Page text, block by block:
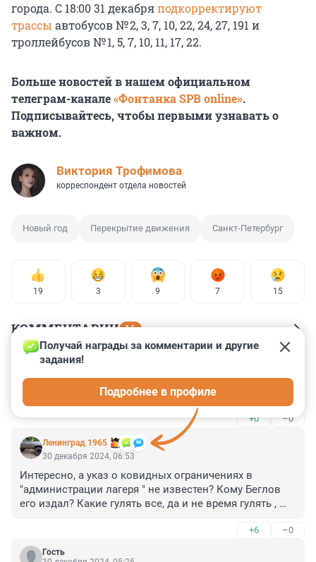
города. С 18:00 31 декабряподкорректируют
трассы автобусов № 2, 3, 7, 10, 22, 24, 27, 191 и
троллейбусов № 1, 5, 7, 10, 11, 17, 22.
Больше новостей в нашем официальном
телеграм-канале«Фонтанка SPB online».
Подписывайтесь, чтобы первыми узнавать о
важном.
Виктория Трофимова
корреспондент отдела новостей
Новый год Перекрытие движения Санкт-Петербург
19 3 9 7 15
КОММЕНТАРИИ 16
Гость
Выгул шерстистых специалистов.
+0 –0
Ленинград 1965
Получай награды за комментарии и другие
задания!
Подробнее в профиле
30 декабря 2024, 06:53
Интересно, а указ о ковидных ограничениях в
"администрации лагеря " не известен? Кому Беглов
его издал? Какие гулять все, да и не время гулять ,
+6 –0
Гость